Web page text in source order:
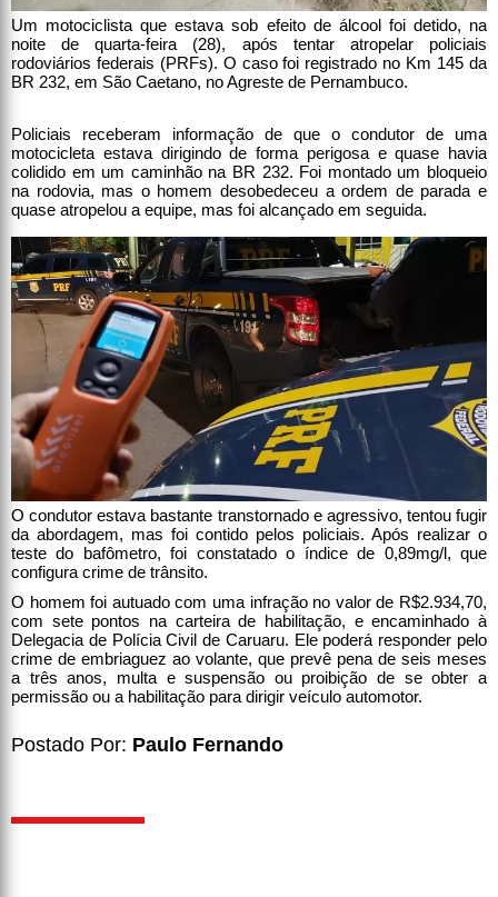
Um motociclista que estava sob efeito de álcool foi detido, na
noite de quarta-feira (28), após tentar atropelar policiais
rodoviários federais (PRFs). O caso foi registrado no Km 145 da
BR 232, em São Caetano, no Agreste de Pernambuco.
Policiais receberam informação de que o condutor de uma
motocicleta estava dirigindo de forma perigosa e quase havia
colidido em um caminhão na BR 232. Foi montado um bloqueio
na rodovia, mas o homem desobedeceu a ordem de parada e
quase atropelou a equipe, mas foi alcançado em seguida.
O condutor estava bastante transtornado e agressivo, tentou fugir
da abordagem, mas foi contido pelos policiais. Após realizar o
teste do bafômetro, foi constatado o índice de 0,89mg/l, que
configura crime de trânsito.
O homem foi autuado com uma infração no valor de R$2.934,70,
com sete pontos na carteira de habilitação, e encaminhado à
Delegacia de Polícia Civil de Caruaru. Ele poderá responder pelo
crime de embriaguez ao volante, que prevê pena de seis meses
a três anos, multa e suspensão ou proibição de se obter a
permissão ou a habilitação para dirigir veículo automotor.
Postado Por: Paulo Fernando